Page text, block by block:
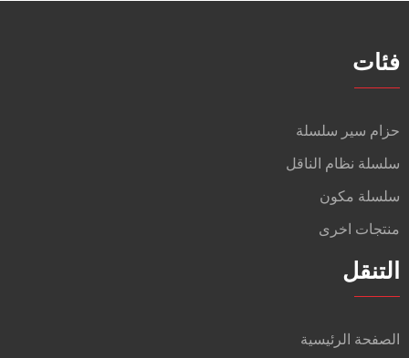
فئات
حزام سير سلسلة
سلسلة نظام الناقل
سلسلة مكون
منتجات اخرى
التنقل
الصفحة الرئيسية